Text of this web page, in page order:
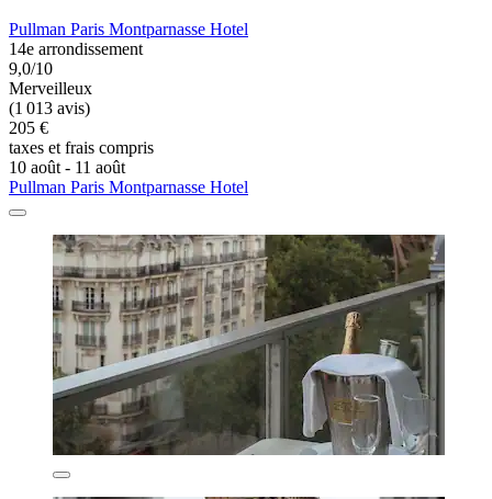
Pullman Paris Montparnasse Hotel
14e arrondissement
9,0/10
Merveilleux
(1 013 avis)
205 €
taxes et frais compris
10 août - 11 août
Pullman Paris Montparnasse Hotel